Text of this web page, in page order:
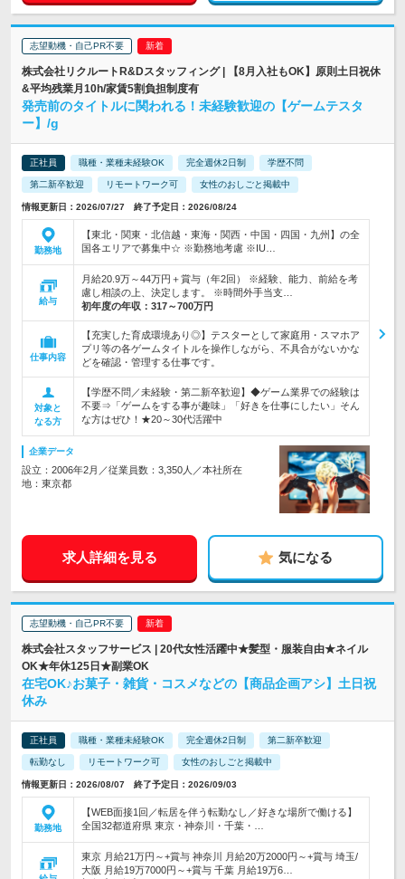
志望動機・自己PR不要
株式会社リクルートR&Dスタッフィング | 【8月入社もOK】原則土日祝休
&平均残業月10h/家賃5割負担制度有
発売前のタイトルに関われる！未経験歓迎の【ゲームテスタ
ー】/g
正社員 職種・業種未経験OK 完全週休2日制 学歴不問
第二新卒歓迎 リモートワーク可 女性のおしごと掲載中
情報更新日：2026/07/27 終了予定日：2026/08/24
勤務地
【東北・関東・北信越・東海・関西・中国・四国・九州】の全
国各エリアで募集中☆ ※勤務地考慮 ※IU…
給与
月給20.9万～44万円＋賞与（年2回） ※経験、能力、前給を考
慮し相談の上、決定します。 ※時間外手当支…
初年度の年収： 317～700万円
仕事内容
【充実した育成環境あり◎】テスターとして家庭用・スマホア
プリ等の各ゲームタイトルを操作しながら、不具合がないかな
どを確認・管理する仕事です。
対象と
なる方
【学歴不問／未経験・第二新卒歓迎】◆ゲーム業界での経験は
不要⇒「ゲームをする事が趣味」「好きを仕事にしたい」そん
な方はぜひ！★20～30代活躍中
企業データ
設立：2006年2月／従業員数：3,350人／本社所在
地：東京都
求人詳細を見る 気になる
志望動機・自己PR不要
株式会社スタッフサービス | 20代女性活躍中★髪型・服装自由★ネイル
OK★年休125日★副業OK
在宅OK♪お菓子・雑貨・コスメなどの【商品企画アシ】土日祝
休み
正社員 職種・業種未経験OK 完全週休2日制 第二新卒歓迎
転勤なし リモートワーク可 女性のおしごと掲載中
情報更新日：2026/08/07 終了予定日：2026/09/03
勤務地
【WEB面接1回／転居を伴う転勤なし／好きな場所で働ける】
全国32都道府県 東京・神奈川・千葉・…
東京 月給21万円～+賞与 神奈川 月給20万2000円～+賞与 埼玉/
大阪 月給19万7000円～+賞与 千葉 月給19万6…